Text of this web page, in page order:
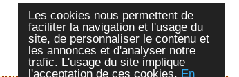
Les cookies nous permettent de
faciliter la navigation et l'usage du
site, de personnaliser le contenu et
les annonces et d'analyser notre
trafic. L'usage du site implique
l'acceptation de ces cookies. En